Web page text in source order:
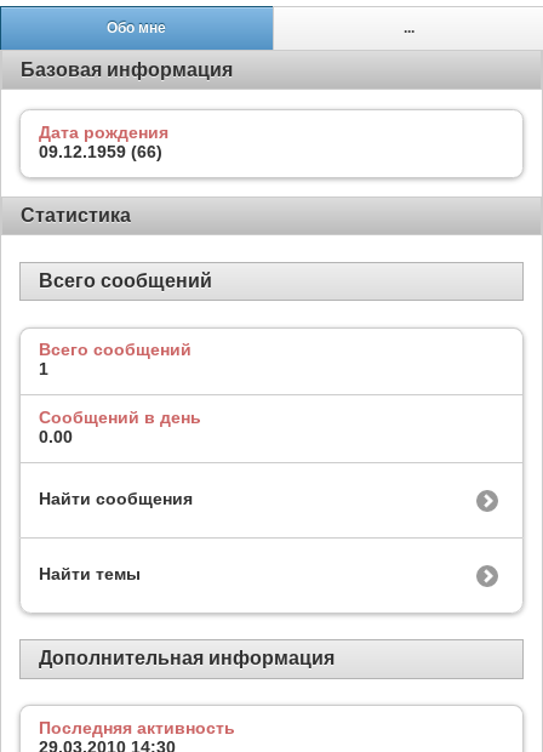
Обо мне ...
Базовая информация
Дата рождения
09.12.1959 (66)
Статистика
Всего сообщений
Всего сообщений
1
Сообщений в день
0.00
Найти сообщения
Найти темы
Дополнительная информация
Последняя активность
29.03.2010 14:30